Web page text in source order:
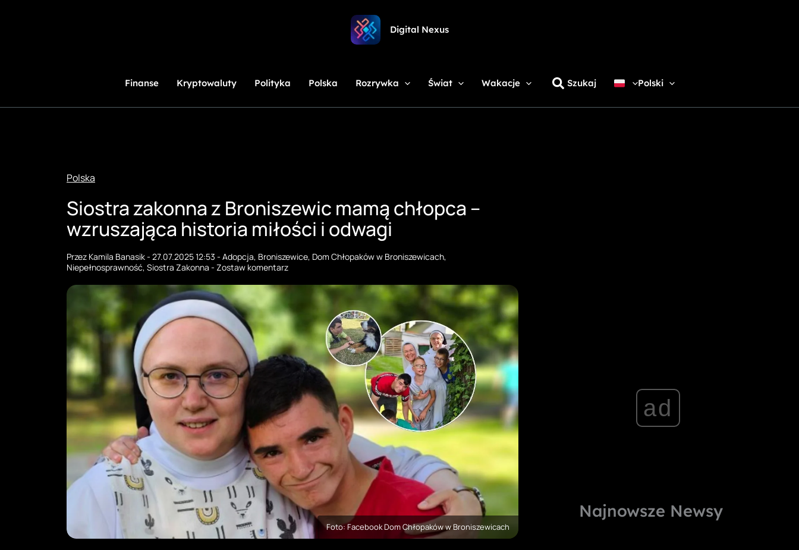
Digital Nexus
Finanse Kryptowaluty Polityka Polska Rozrywka Świat Wakacje Szukaj Polski
Polska
Siostra zakonna z Broniszewic mamą chłopca –
wzruszająca historia miłości i odwagi
Przez Kamila Banasik- 27.07.2025 12:53 - Adopcja, Broniszewice, Dom Chłopaków w Broniszewicach,
Niepełnosprawność, Siostra Zakonna - Zostaw komentarz
Foto: Facebook Dom Chłopaków w Broniszewicach
ad
Najnowsze Newsy